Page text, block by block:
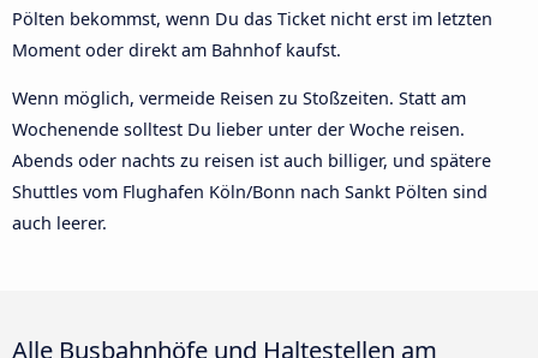
Pölten bekommst, wenn Du das Ticket nicht erst im letzten
Moment oder direkt am Bahnhof kaufst.
Wenn möglich, vermeide Reisen zu Stoßzeiten. Statt am
Wochenende solltest Du lieber unter der Woche reisen.
Abends oder nachts zu reisen ist auch billiger, und spätere
Shuttles vom Flughafen Köln/Bonn nach Sankt Pölten sind
auch leerer.
Alle Busbahnhöfe und Haltestellen am